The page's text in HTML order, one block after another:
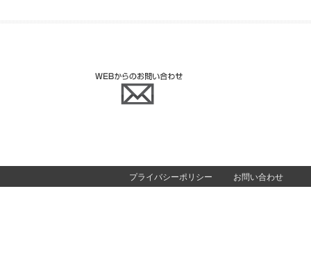
プライバシーポリシー お問い合わせ